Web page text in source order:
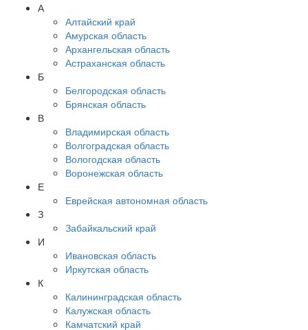
А
Алтайский край
Амурская область
Архангельская область
Астраханская область
Б
Белгородская область
Брянская область
В
Владимирская область
Волгоградская область
Вологодская область
Воронежская область
Е
Еврейская автономная область
З
Забайкальский край
И
Ивановская область
Иркутская область
К
Калининградская область
Калужская область
Камчатский край